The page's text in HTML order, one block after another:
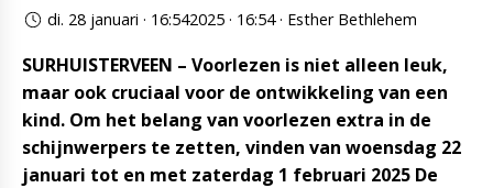
di. 28 januari · 16:542025 · 16:54 · Esther Bethlehem
SURHUISTERVEEN – Voorlezen is niet alleen leuk,
maar ook cruciaal voor de ontwikkeling van een
kind. Om het belang van voorlezen extra in de
schijnwerpers te zetten, vinden van woensdag 22
januari tot en met zaterdag 1 februari 2025 De